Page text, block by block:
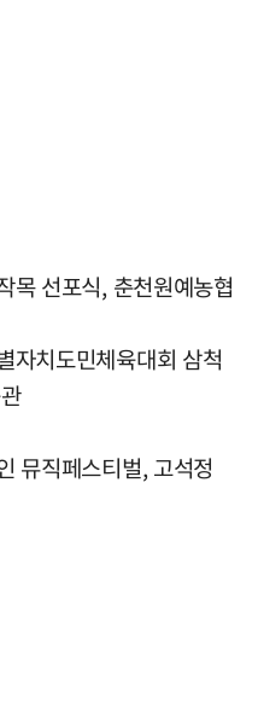
선포식, 춘천원예농협
치도민체육대회 삼척
뮤직페스티벌, 고석정